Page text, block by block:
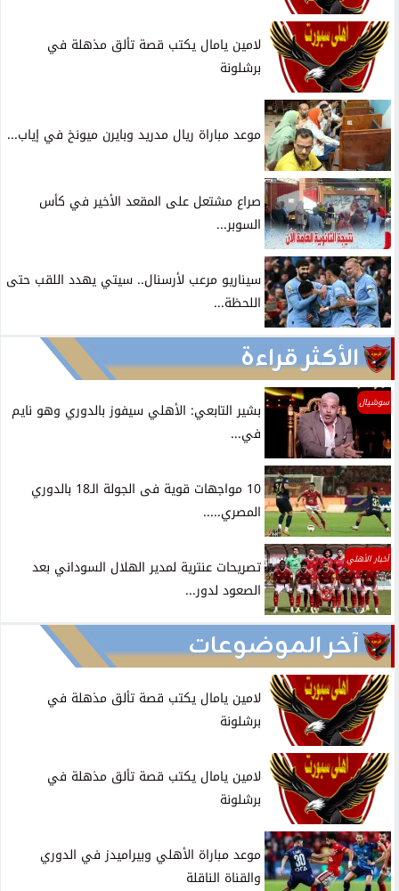
لامين يامال يكتب قصة تألق مذهلة في
برشلونة
موعد مباراة ريال مدريد وبايرن ميونخ في إياب...
صراع مشتعل على المقعد الأخير في كأس
السوبر...
سيناريو مرعب لأرسنال.. سيتي يهدد اللقب حتى
اللحظة...
الأكثر قراءة
سوشيال
بشير التابعي: الأهلي سيفوز بالدوري وهو نايم
في...
10 مواجهات قوية فى الجولة الـ18 بالدوري
المصري.....
أخبار الأهلي
تصريحات عنترية لمدير الهلال السوداني بعد
الصعود لدور...
آخر الموضوعات
لامين يامال يكتب قصة تألق مذهلة في
برشلونة
لامين يامال يكتب قصة تألق مذهلة في
برشلونة
موعد مباراة الأهلي وبيراميدز في الدوري
والقناة الناقلة